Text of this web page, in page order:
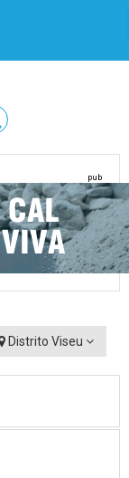
pub
Distrito Viseu